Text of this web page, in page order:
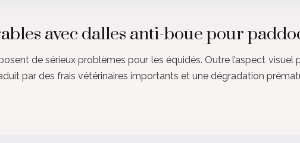
avec dalles anti-boue pour
de sérieux problèmes pour les équidés. Outre l’aspect
par des frais vétérinaires importants et une dégradation